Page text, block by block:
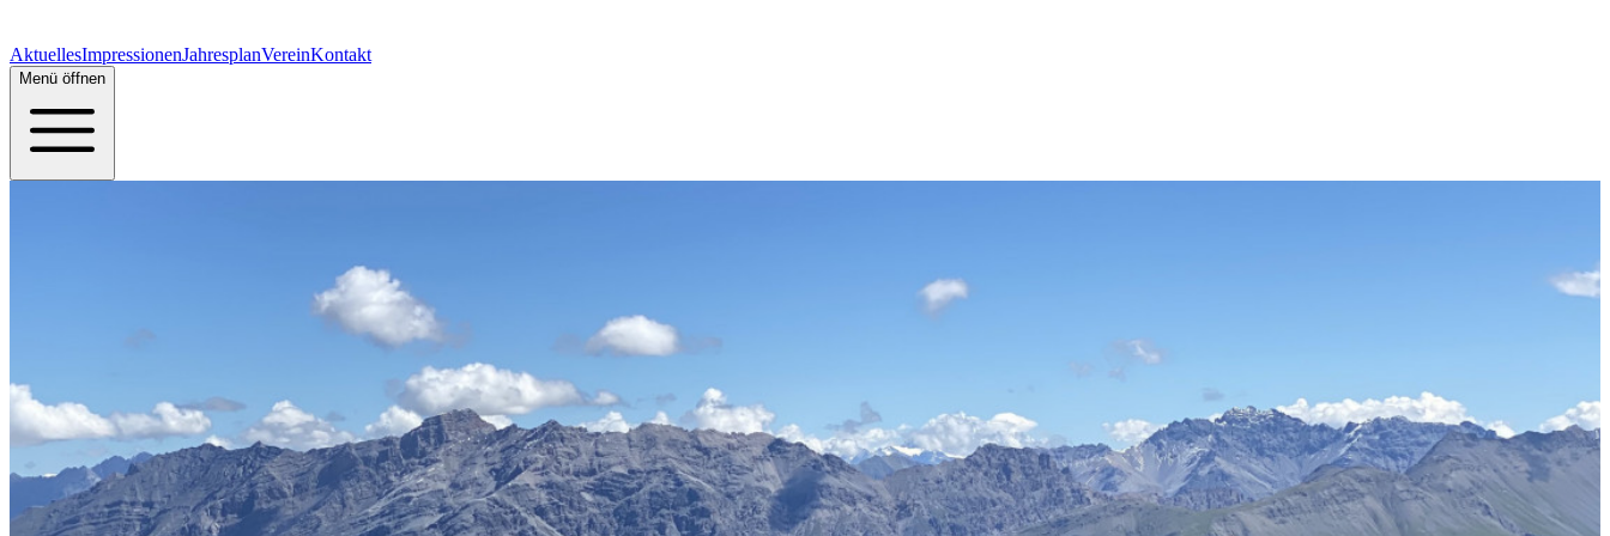
AktuellesImpressionenJahresplanVereinKontakt
Menü öffnen